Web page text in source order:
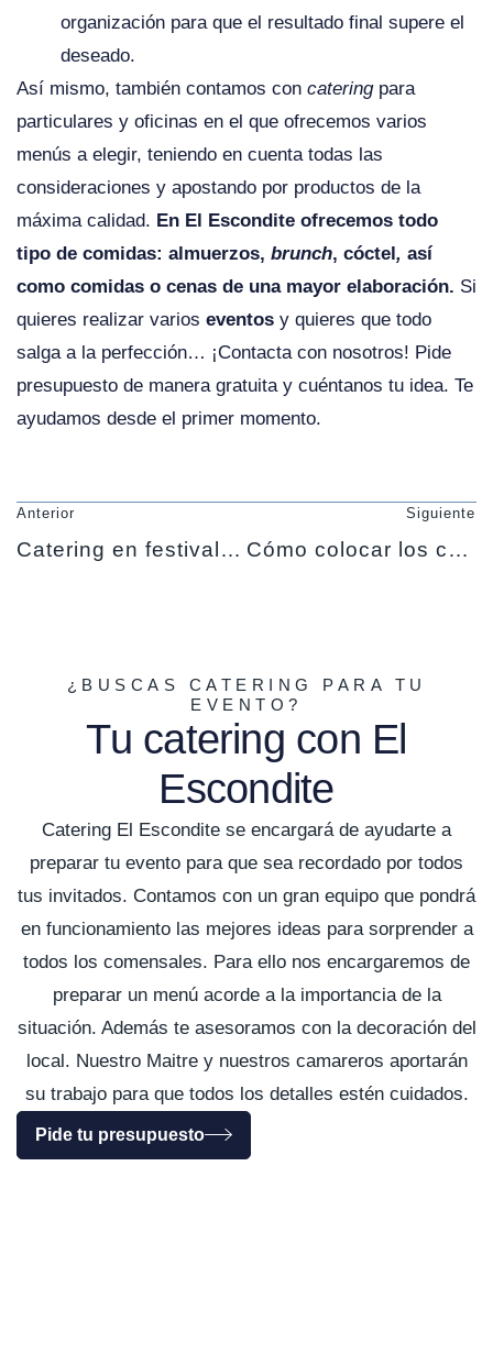
organización para que el resultado final supere el
deseado.
Así mismo, también contamos con cateringpara
particulares y oficinas en el que ofrecemos varios
menús a elegir, teniendo en cuenta todas las
consideraciones y apostando por productos de la
máxima calidad. En El Escondite ofrecemos todo
tipo de comidas: almuerzos, brunch, cóctel, así
como comidas o cenas de una mayor elaboración. Si
quieres realizar varios eventos y quieres que todo
salga a la perfección… ¡Contacta con nosotros! Pide
presupuesto de manera gratuita y cuéntanos tu idea. Te
ayudamos desde el primer momento.
Anterior
Catering en festivales y giras de música
Siguiente
Cómo colocar los cubiertos en la mesa
¿BUSCAS CATERING PARA TU
EVENTO?
Tu catering con El
Escondite
Catering El Escondite se encargará de ayudarte a
preparar tu evento para que sea recordado por todos
tus invitados. Contamos con un gran equipo que pondrá
en funcionamiento las mejores ideas para sorprender a
todos los comensales. Para ello nos encargaremos de
preparar un menú acorde a la importancia de la
situación. Además te asesoramos con la decoración del
local. Nuestro Maitre y nuestros camareros aportarán
su trabajo para que todos los detalles estén cuidados.
Pide tu presupuesto